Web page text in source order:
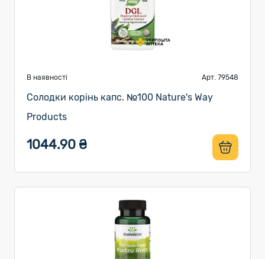
В наявності Арт. 79548
Солодки корінь капс. №100 Nature's Way
Products
1044.90 ₴